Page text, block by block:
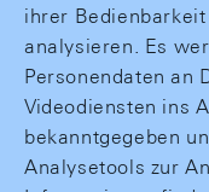
ihrer
analysieren. Es
Personendaten an
Videodiensten ins
bekanntgegeben
Analysetools zur